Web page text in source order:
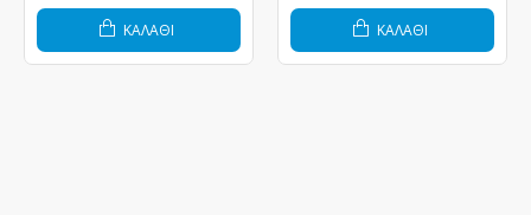
ΚΑΛΆΘΙ ΚΑΛΆΘΙ